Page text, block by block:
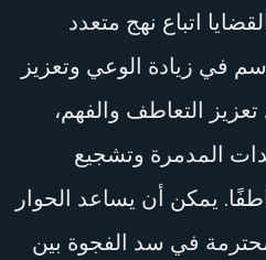
اتباع نهج متعدد
في زيادة الوعي وتعزيز
التعاطف والفهم،
المدمرة وتشجيع
يمكن أن يساعد الحوار
في سد الفجوة بين